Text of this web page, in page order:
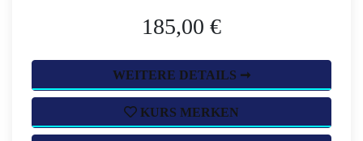
185,00 €
WEITERE DETAILS ➞
KURS MERKEN